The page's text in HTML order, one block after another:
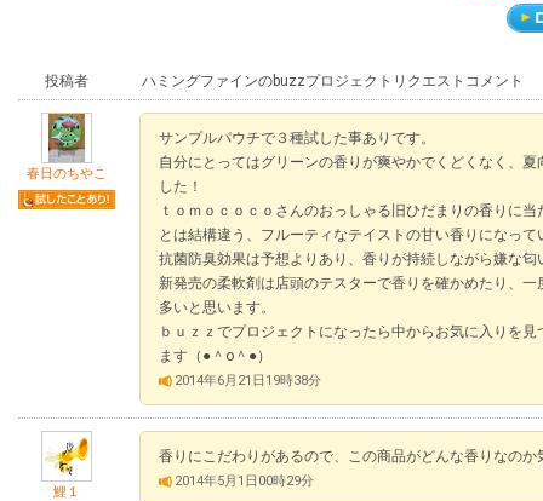
投稿者 ハミングファインのbuzzプロジェクトリクエストコメント
春日のちやこ
サンプルパウチで３種試した事ありです。
自分にとってはグリーンの香りが爽やかでくどくなく、
した！
ｔｏｍｏｃｏｃｏさんのおっしゃる旧ひだまりの香りに
とは結構違う、フルーティなテイストの甘い香りになって
抗菌防臭効果は予想よりあり、香りが持続しながら嫌な
新発売の柔軟剤は店頭のテスターで香りを確かめたり、
多いと思います。
ｂｕｚｚでプロジェクトになったら中からお気に入りを
ます（●＾o＾●）
2014年6月21日19時38分
鯉１
香りにこだわりがあるので、この商品がどんな香りなの
2014年5月1日00時29分